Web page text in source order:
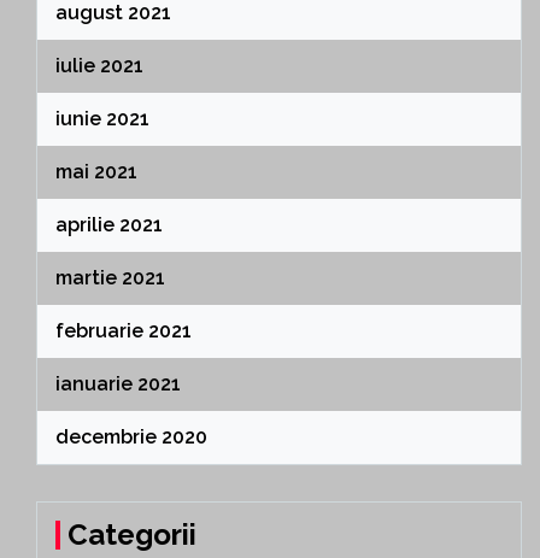
august 2021
iulie 2021
iunie 2021
mai 2021
aprilie 2021
martie 2021
februarie 2021
ianuarie 2021
decembrie 2020
Categorii